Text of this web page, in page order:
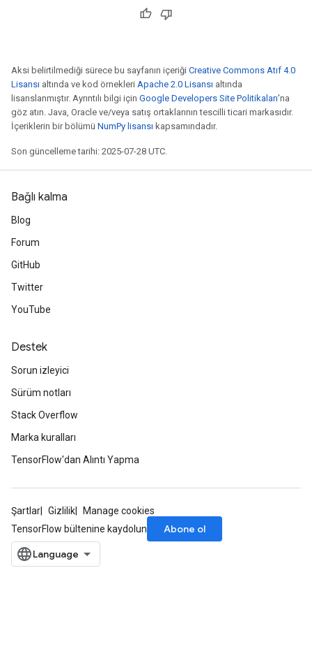
Aksi belirtilmediği sürece bu sayfanın içeriği Creative Commons Atıf 4.0
Lisansı altında ve kod örnekleri Apache 2.0 Lisansı altında
lisanslanmıştır. Ayrıntılı bilgi için Google Developers Site Politikaları'na
göz atın. Java, Oracle ve/veya satış ortaklarının tescilli ticari markasıdır.
İçeriklerin bir bölümü NumPy lisansı kapsamındadır.
Son güncelleme tarihi: 2025-07-28 UTC.
Bağlı kalma
Blog
Forum
GitHub
Twitter
YouTube
Destek
Sorun izleyici
Sürüm notları
Stack Overflow
Marka kuralları
TensorFlow'dan Alıntı Yapma
Şartlar Gizlilik
Manage cookies
TensorFlow bültenine kaydolun
Abone ol